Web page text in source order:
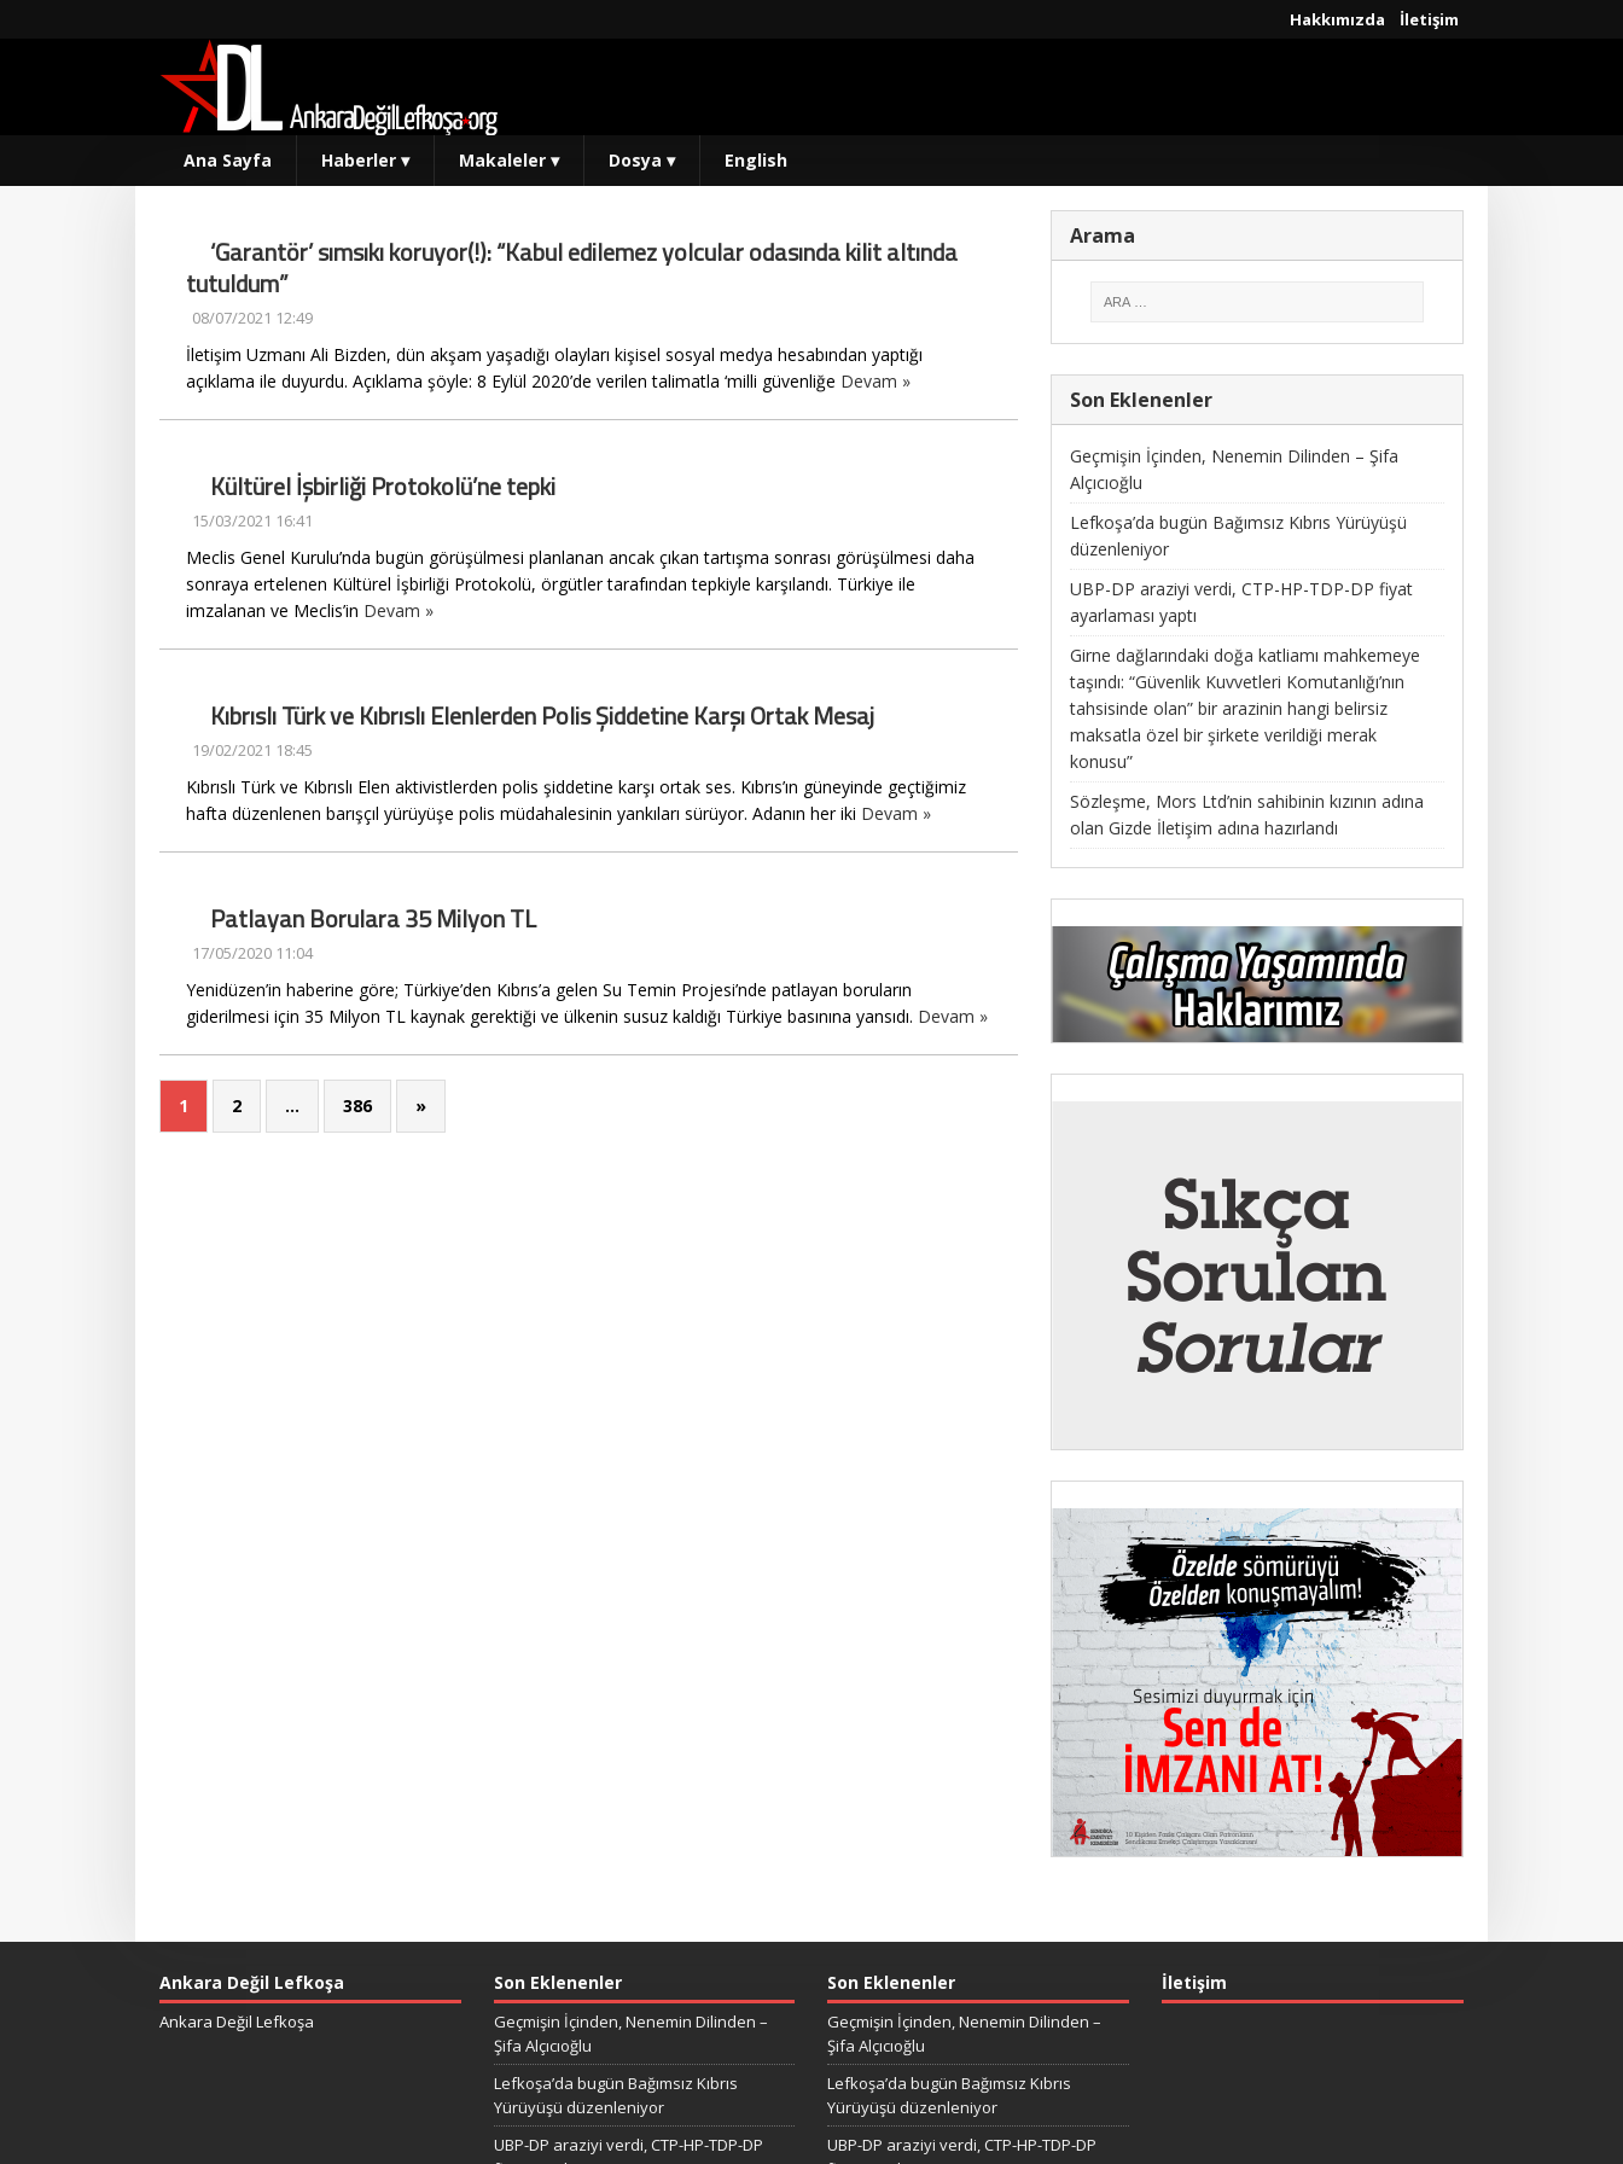
Hakkımızda İletişim
Ana Sayfa Haberler ▾ Makaleler ▾ Dosya ▾ English
‘Garantör’ sımsıkı koruyor(!): “Kabul edilemez yolcular odasında kilit altında
tutuldum”
08/07/2021 12:49
İletişim Uzmanı Ali Bizden, dün akşam yaşadığı olayları kişisel sosyal medya hesabından yaptığı
açıklama ile duyurdu. Açıklama şöyle: 8 Eylül 2020’de verilen talimatla ‘milli güvenliğe Devam »
Kültürel İşbirliği Protokolü’ne tepki
15/03/2021 16:41
Meclis Genel Kurulu’nda bugün görüşülmesi planlanan ancak çıkan tartışma sonrası görüşülmesi daha
sonraya ertelenen Kültürel İşbirliği Protokolü, örgütler tarafından tepkiyle karşılandı. Türkiye ile
imzalanan ve Meclis’in Devam »
Kıbrıslı Türk ve Kıbrıslı Elenlerden Polis Şiddetine Karşı Ortak Mesaj
19/02/2021 18:45
Kıbrıslı Türk ve Kıbrıslı Elen aktivistlerden polis şiddetine karşı ortak ses. Kıbrıs’ın güneyinde geçtiğimiz
hafta düzenlenen barışçıl yürüyüşe polis müdahalesinin yankıları sürüyor. Adanın her iki Devam »
Patlayan Borulara 35 Milyon TL
17/05/2020 11:04
Yenidüzen’in haberine göre; Türkiye’den Kıbrıs’a gelen Su Temin Projesi’nde patlayan boruların
giderilmesi için 35 Milyon TL kaynak gerektiği ve ülkenin susuz kaldığı Türkiye basınına yansıdı. Devam »
1 2 … 386 »
Arama
Son Eklenenler
Geçmişin İçinden, Nenemin Dilinden – Şifa
Alçıcıoğlu
Lefkoşa’da bugün Bağımsız Kıbrıs Yürüyüşü
düzenleniyor
UBP-DP araziyi verdi, CTP-HP-TDP-DP fiyat
ayarlaması yaptı
Girne dağlarındaki doğa katliamı mahkemeye
taşındı: “Güvenlik Kuvvetleri Komutanlığı’nın
tahsisinde olan” bir arazinin hangi belirsiz
maksatla özel bir şirkete verildiği merak
konusu”
Sözleşme, Mors Ltd’nin sahibinin kızının adına
olan Gizde İletişim adına hazırlandı
Ankara Değil Lefkoşa
Ankara Değil Lefkoşa
Son Eklenenler
Geçmişin İçinden, Nenemin Dilinden –
Şifa Alçıcıoğlu
Lefkoşa’da bugün Bağımsız Kıbrıs
Yürüyüşü düzenleniyor
UBP-DP araziyi verdi, CTP-HP-TDP-DP
Son Eklenenler
Geçmişin İçinden, Nenemin Dilinden –
Şifa Alçıcıoğlu
Lefkoşa’da bugün Bağımsız Kıbrıs
Yürüyüşü düzenleniyor
UBP-DP araziyi verdi, CTP-HP-TDP-DP
İletişim